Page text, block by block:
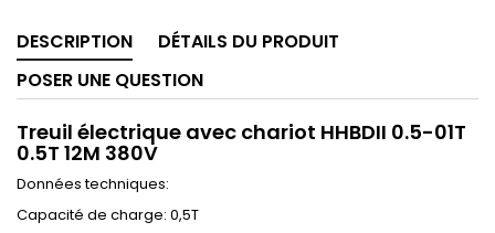
DESCRIPTION
DÉTAILS DU PRODUIT
POSER UNE QUESTION
Treuil électrique avec chariot HHBDII 0.5-01T
0.5T 12M 380V
Données techniques:
Capacité de charge: 0,5T